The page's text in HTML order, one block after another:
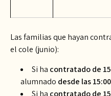
Las familias que hayan
el cole (junio):
Si ha contratado de
alumnado desde las
Si ha contratado de